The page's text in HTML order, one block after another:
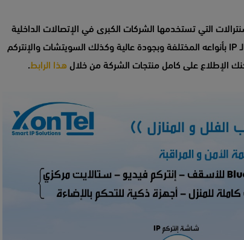
التي تستخدمها الشركات الكبرى في الإتصالات الداخلية
وربط فروع الشركة بعضها ببعض، كما تقدم هواتف الـ IP بأنواعه المختلفة وبجودة عالية وكذلك السويتشات والإنتركم
الإطلاع على كامل منتجات الشركة من خلال هذا الرابط.